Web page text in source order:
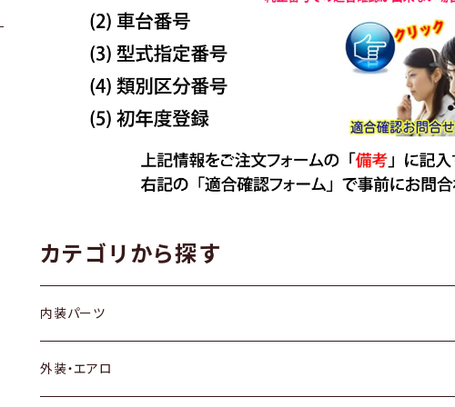
カテゴリから探す
内装パーツ
トヨタ
外装・エアロ